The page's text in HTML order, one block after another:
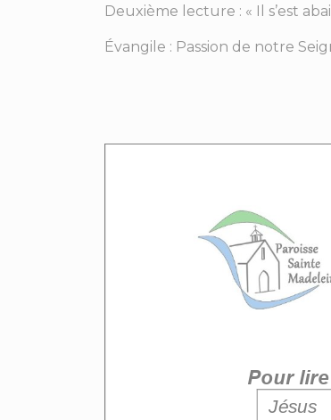
Deuxième lecture : « Il s’est
Évangile : Passion de notre